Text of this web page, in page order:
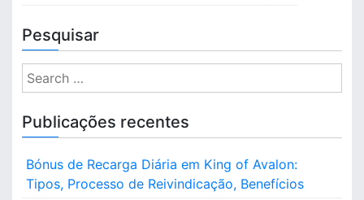
Pesquisar
S
e
a
r
h
Publicações recentes
Bónus de Recarga Diária em King of Avalon:
Tipos, Processo de Reivindicação, Benefícios